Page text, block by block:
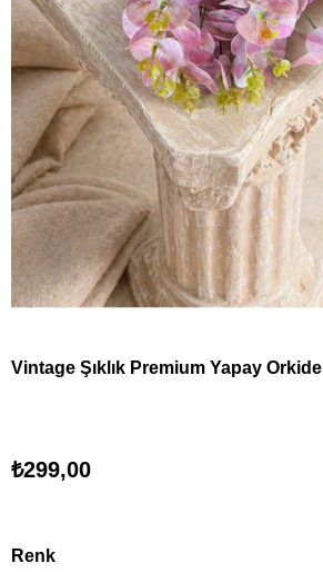
Vintage Şıklık Premium Yapay Orkide
₺299,00
Renk